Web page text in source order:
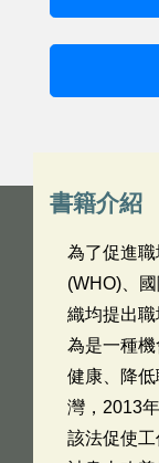
書籍介紹
為了促進
(WHO)、
織均提出
為是一種
健康、降
灣，2013
該法促使